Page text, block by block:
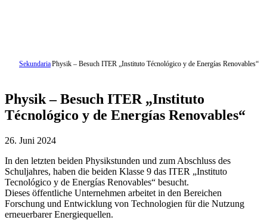
SekundariaPhysik – Besuch ITER „Instituto Técnológico y de Energías Renovables“
Physik – Besuch ITER „Instituto
Técnológico y de Energías Renovables“
26. Juni 2024
In den letzten beiden Physikstunden und zum Abschluss des
Schuljahres, haben die beiden Klasse 9 das ITER „Instituto
Tecnológico y de Energías Renovables“ besucht.
Dieses öffentliche Unternehmen arbeitet in den Bereichen
Forschung und Entwicklung von Technologien für die Nutzung
erneuerbarer Energiequellen.